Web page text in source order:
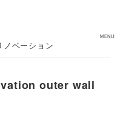
ベーション
MENU
outer wall